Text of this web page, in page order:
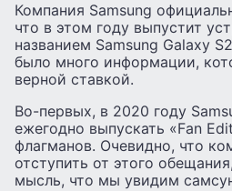
Компания Samsung
что в этом году выпустит
названием Samsung Galaxy
было много информации,
верной ставкой.
Во-первых, в 2020 году
ежегодно выпускать «Fan
флагманов. Очевидно, что
отступить от этого
мысль, что мы увидим